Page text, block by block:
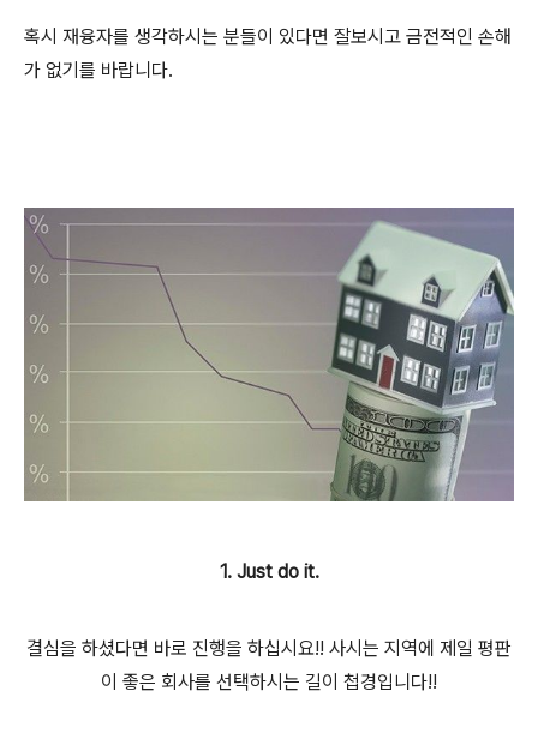
혹시 재융자를 생각하시는 분들이 있다면 잘보시고 금전적인 손해
가 없기를 바랍니다.
1. Just do it.
결심을 하셨다면 바로 진행을 하십시요!! 사시는 지역에 제일 평판
이 좋은 회사를 선택하시는 길이 첩경입니다!!